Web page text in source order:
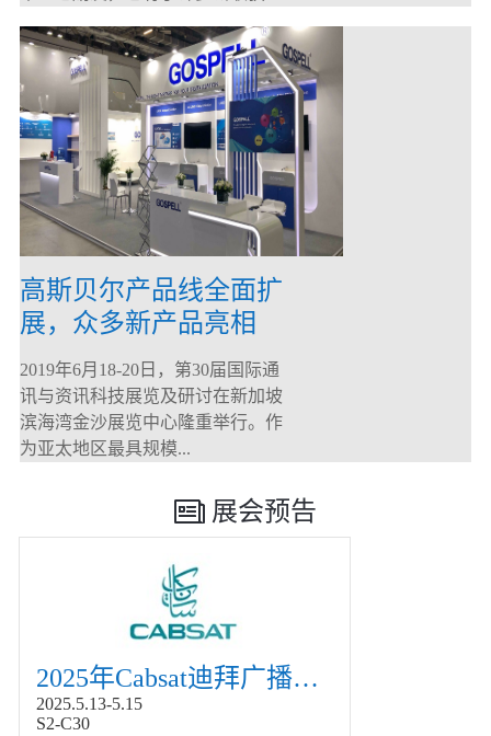
高斯贝尔产品线全面扩
展，众多新产品亮相
CommunicAsia 2019
2019年6月18-20日，第30届国际通
讯与资讯科技展览及研讨在新加坡
滨海湾金沙展览中心隆重举行。作
为亚太地区最具规模...
展会预告
2025年Cabsat迪拜广播电视展
2025.5.13-5.15
S2-C30